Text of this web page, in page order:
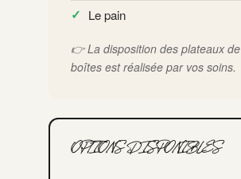
Le pain
👉 La disposition des plateaux
boîtes est réalisée par vos soins.
OPTIONS DISPONIBLES